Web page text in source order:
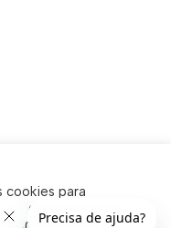
reservados
cookies para
experiência no
concorda com a